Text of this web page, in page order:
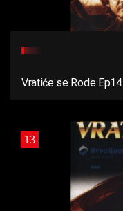
Vratiće se Rode Ep14
13